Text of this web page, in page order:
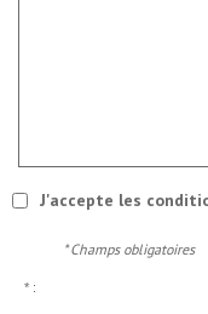
J'accepte les
* Champs obligatoires
* :